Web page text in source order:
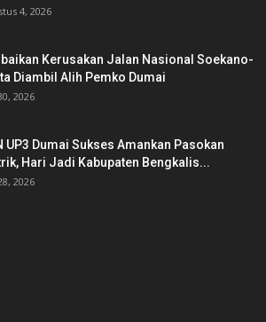
4, 2026
Kerusakan Jalan Nasional Soekano-
Diambil Alih Pemko Dumai
2026
UP3 Dumai Sukses Amankan Pasokan
Hari Jadi Kabupaten Bengkalis...
2026